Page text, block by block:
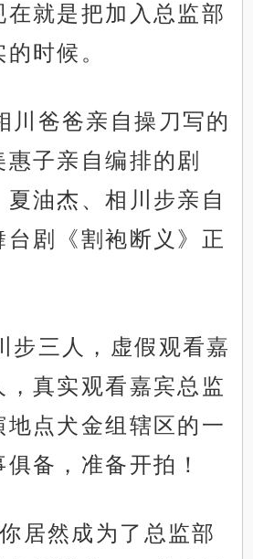
在就是把加入总监部
时候。
川爸爸亲自操刀写的
子亲自编排的剧
夏油杰、相川步亲自
台剧《割袍断义》正
步三人，虚假观看嘉
，真实观看嘉宾总监
点犬金组辖区的一
备，准备开拍！
居然成为了总监部